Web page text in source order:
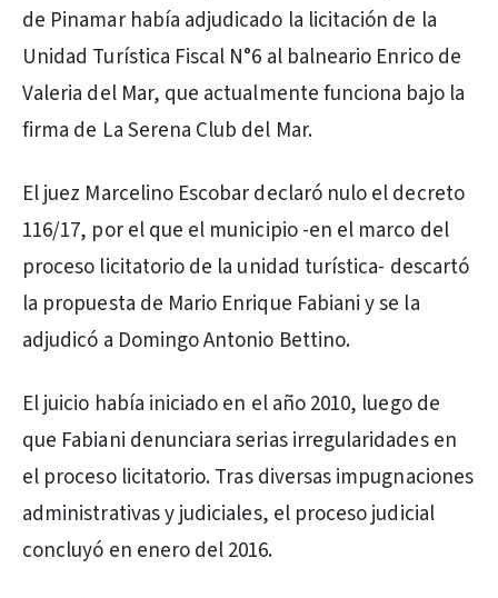
de Pinamar había adjudicado la licitación de la
Unidad Turística Fiscal N°6 al balneario Enrico de
Valeria del Mar, que actualmente funciona bajo la
firma de La Serena Club del Mar.
El juez Marcelino Escobar declaró nulo el decreto
116/17, por el que el municipio -en el marco del
proceso licitatorio de la unidad turística- descartó
la propuesta de Mario Enrique Fabiani y se la
adjudicó a Domingo Antonio Bettino.
El juicio había iniciado en el año 2010, luego de
que Fabiani denunciara serias irregularidades en
el proceso licitatorio. Tras diversas impugnaciones
administrativas y judiciales, el proceso judicial
concluyó en enero del 2016.